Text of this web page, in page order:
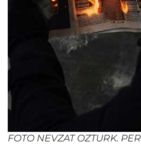
FOTO NEVZAT OZTURK.